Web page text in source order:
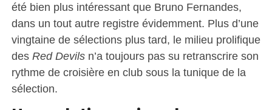
été bien plus intéressant que Bruno Fernandes,
dans un tout autre registre évidemment. Plus d’une
vingtaine de sélections plus tard, le milieu prolifique
des Red Devilsn’a toujours pas su retranscrire son
rythme de croisière en club sous la tunique de la
sélection.